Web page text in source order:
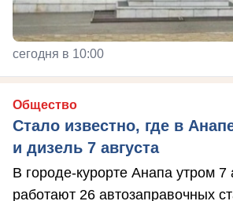
сегодня в 10:00
Общество
Стало известно, где в
и дизель 7 августа
В городе-курорте Анапа утром 7
работают 26 автозаправочных